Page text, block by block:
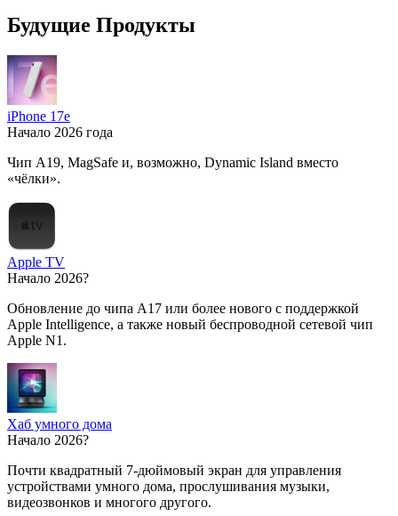
Будущие Продукты
iPhone 17e
Начало 2026 года
Чип A19, MagSafe и, возможно, Dynamic Island вместо
«чёлки».
Apple TV
Начало 2026?
Обновление до чипа A17 или более нового с поддержкой
Apple Intelligence, а также новый беспроводной сетевой чип
Apple N1.
Хаб умного дома
Начало 2026?
Почти квадратный 7-дюймовый экран для управления
устройствами умного дома, прослушивания музыки,
видеозвонков и многого другого.